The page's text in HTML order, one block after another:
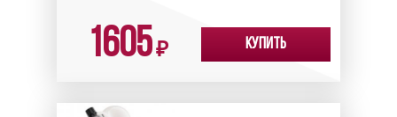
1605₽ Купить